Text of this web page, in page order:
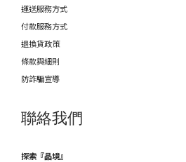
運送服務方式
付款服務方式
退換貨政策
條款與細則
防詐騙宣導
聯絡我們
探索『晶境』